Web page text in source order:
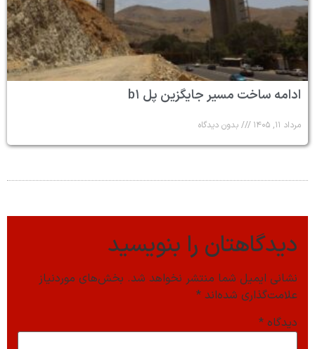
ادامه ساخت مسیر جایگزین پل b۱
مرداد ۱۱, ۱۴۰۵ بدون دیدگاه
دیدگاهتان را بنویسید
نشانی ایمیل شما منتشر نخواهد شد. بخش‌های موردنیاز
علامت‌گذاری شده‌اند *
دیدگاه *